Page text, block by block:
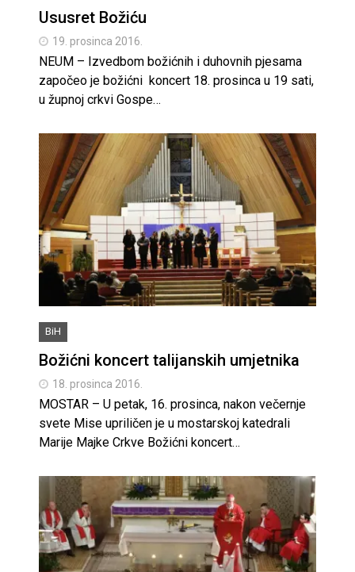
Ususret Božiću
19. prosinca 2016.
NEUM – Izvedbom božićnih i duhovnih pjesama
započeo je božićni koncert 18. prosinca u 19 sati,
u župnoj crkvi Gospe…
BiH
Božićni koncert talijanskih umjetnika
18. prosinca 2016.
MOSTAR – U petak, 16. prosinca, nakon večernje
svete Mise upriličen je u mostarskoj katedrali
Marije Majke Crkve Božićni koncert…